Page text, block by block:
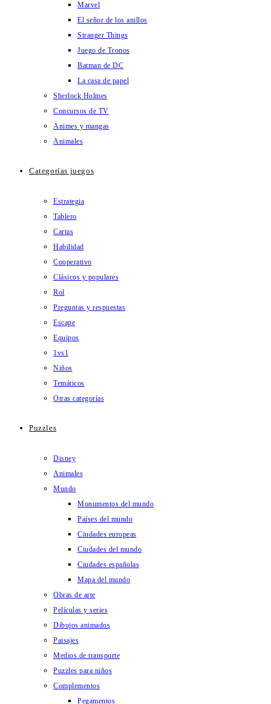
Marvel
El señor de los anillos
Stranger Things
Juego de Tronos
Batman de DC
La casa de papel
Sherlock Holmes
Concursos de TV
Animes y mangas
Animales
Categorías juegos
Estrategia
Tablero
Cartas
Habilidad
Cooperativo
Clásicos y populares
Rol
Preguntas y respuestas
Escape
Equipos
1vs1
Niños
Temáticos
Otras categorías
Puzzles
Disney
Animales
Mundo
Monumentos del mundo
Países del mundo
Ciudades europeas
Ciudades del mundo
Ciudades españolas
Mapa del mundo
Obras de arte
Películas y series
Dibujos animados
Paisajes
Medios de transporte
Puzzles para niños
Complementos
Pegamentos